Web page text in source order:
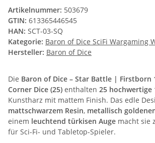
Artikelnummer: 503679
GTIN: 613365446545
HAN: SCT-03-SQ
Kategorie: Baron of Dice SciFi Wargaming
Hersteller: Baron of Dice
Die Baron of Dice – Star Battle | Firstborn
Corner Dice (25) enthalten 25 hochwertige
Kunstharz mit mattem Finish. Das edle
mattschwarzem Resin, metallisch
einem leuchtend türkisen Auge macht sie
für Sci-Fi- und Tabletop-Spieler.